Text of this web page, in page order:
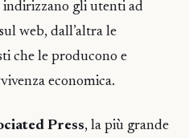
indirizzano gli utenti ad
web, dall’altra le
che le producono e
economica.
Press, la più grande